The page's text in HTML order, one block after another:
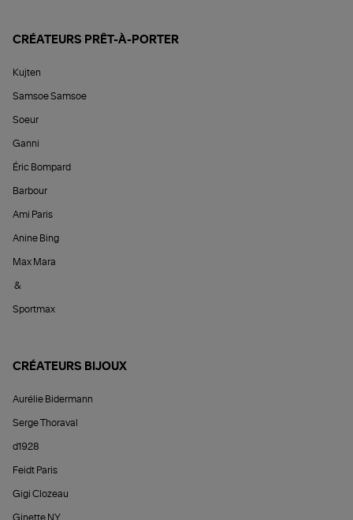
CRÉATEURS PRÊT-À-PORTER
Kujten
Samsoe Samsoe
Soeur
Ganni
Éric Bompard
Barbour
Ami Paris
Anine Bing
Max Mara
&
Sportmax
CRÉATEURS BIJOUX
Aurélie Bidermann
Serge Thoraval
d1928
Feidt Paris
Gigi Clozeau
Ginette NY